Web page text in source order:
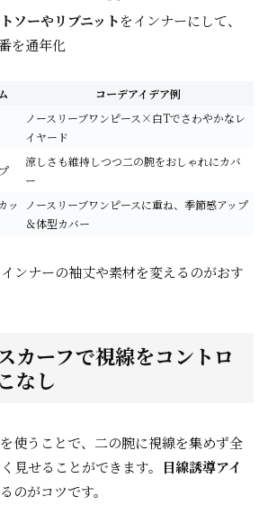
ソーやリブニットをインナーにして、
を通年化
コーデアイデア例
ノースリーブワンピース×白Tでさわやかなレ
イヤード
涼しさも維持しつつ二の腕をおしゃれにカバ
ー
ッ
ノースリーブワンピースに重ね、季節感アップ
＆体型カバー
ンナーの袖丈や素材を変えるのがおす
カーフで視線をコントロ
なし
使うことで、二の腕に視線を集めず全
見せることができます。
目線誘導アイ
のがコツです。